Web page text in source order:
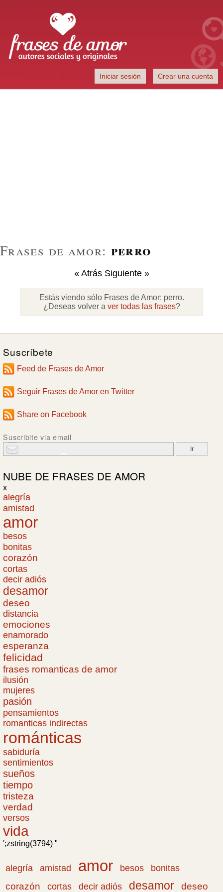
Autores sociales y originales
Iniciar sesión Crear una cuenta
Frases de amor: perro
« Atrás Siguiente »
Estás viendo sólo Frases de Amor: perro.
¿Deseas volver a ver todas las frases?
Suscríbete
Feed de Frases de Amor
Seguir Frases de Amor en Twitter
Share on Facebook
Suscribite via email
NUBE DE FRASES DE AMOR
x
alegría
amistad
amor
besos
bonitas
corazón
cortas
decir adiós
desamor
deseo
distancia
emociones
enamorado
esperanza
felicidad
frases romanticas de amor
ilusión
mujeres
pasión
pensamientos
romanticas indirectas
románticas
sabiduría
sentimientos
sueños
tiempo
tristeza
verdad
versos
vida
';zstring(3794) "
alegría amistad amor besos
bonitas
corazón
cortas decir adiós desamor deseo